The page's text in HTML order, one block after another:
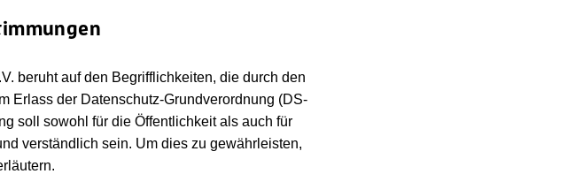
beruht auf den Begrifflichkeiten, die durch den
Erlass der Datenschutz-Grundverordnung (DS-
soll sowohl für die Öffentlichkeit als auch für
verständlich sein. Um dies zu gewährleisten,